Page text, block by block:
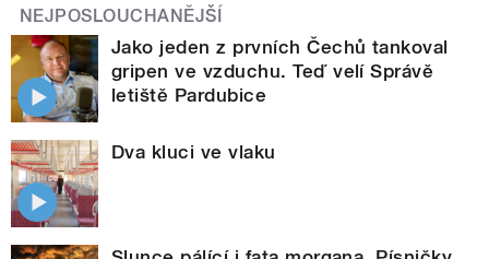
NEJPOSLOUCHANĚJŠÍ
Jako jeden z prvních Čechů tankoval
gripen ve vzduchu. Teď velí Správě
letiště Pardubice
Dva kluci ve vlaku